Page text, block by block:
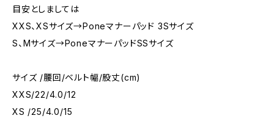
目安としましては
XXS、XSサイズ→Poneマナーパッド 3Sサイズ
S、Mサイズ→PoneマナーパッドSSサイズ
サイズ /腰回/ベルト幅/股丈(cm)
XXS/22/4.0/12
XS /25/4.0/15